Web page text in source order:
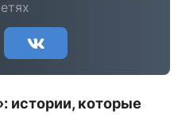
истории, которые